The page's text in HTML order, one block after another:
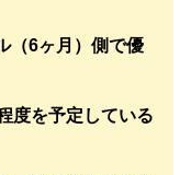
（6ヶ月）側で優
度を予定している